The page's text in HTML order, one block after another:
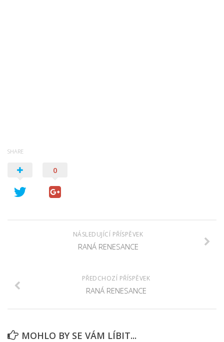
SHARE
0
NÁSLEDUJÍCÍ PŘÍSPĚVEK
RANÁ RENESANCE
PŘEDCHOZÍ PŘÍSPĚVEK
RANÁ RENESANCE
MOHLO BY SE VÁM LÍBIT...